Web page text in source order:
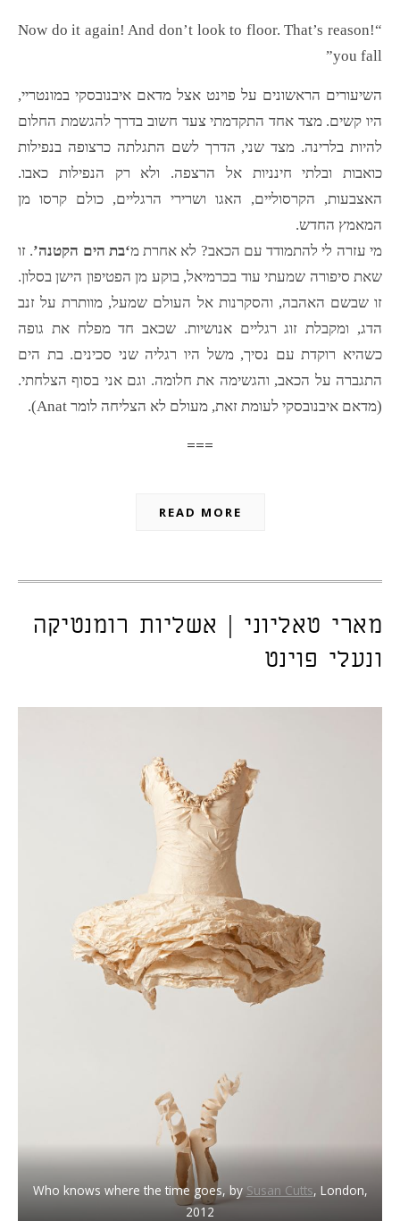
“!Now do it again! And don’t look to floor. That’s reason
you fall”
השיעורים הראשונים על פוינט אצל מדאם איבנובסקי במונטריי,
היו קשים. מצד אחד התקדמתי צעד חשוב בדרך להגשמת החלום
להיות בלרינה. מצד שני, הדרך לשם התגלתה כרצופה בנפילות
כואבות ובלתי חינניות אל הרצפה. ולא רק הנפילות כאבו.
האצבעות, הקרסוליים, האגו ושרירי הרגליים, כולם קרסו מן
המאמץ החדש.
מי עזרה לי להתמודד עם הכאב? לא אחרת מ‘בת הים הקטנה’. זו
שאת סיפורה שמעתי עוד בכרמיאל, בוקע מן הפטיפון הישן בסלון.
זו שבשם האהבה, והסקרנות אל העולם שמעל, מוותרת על זנב
הדג, ומקבלת זוג רגליים אנושיות. שכאב חד מפלח את גופה
כשהיא רוקדת עם נסיך, משל היו רגליה שני סכינים. בת הים
התגברה על הכאב, והגשימה את חלומה. וגם אני בסוף הצלחתי.
(מדאם איבנובסקי לעומת זאת, מעולם לא הצליחה לומר Anat).
===
READ MORE
מארי טאליוני | אשליות רומנטיקה
ונעלי פוינט
Who knows where the time goes, bySusan Cutts, London,
2012